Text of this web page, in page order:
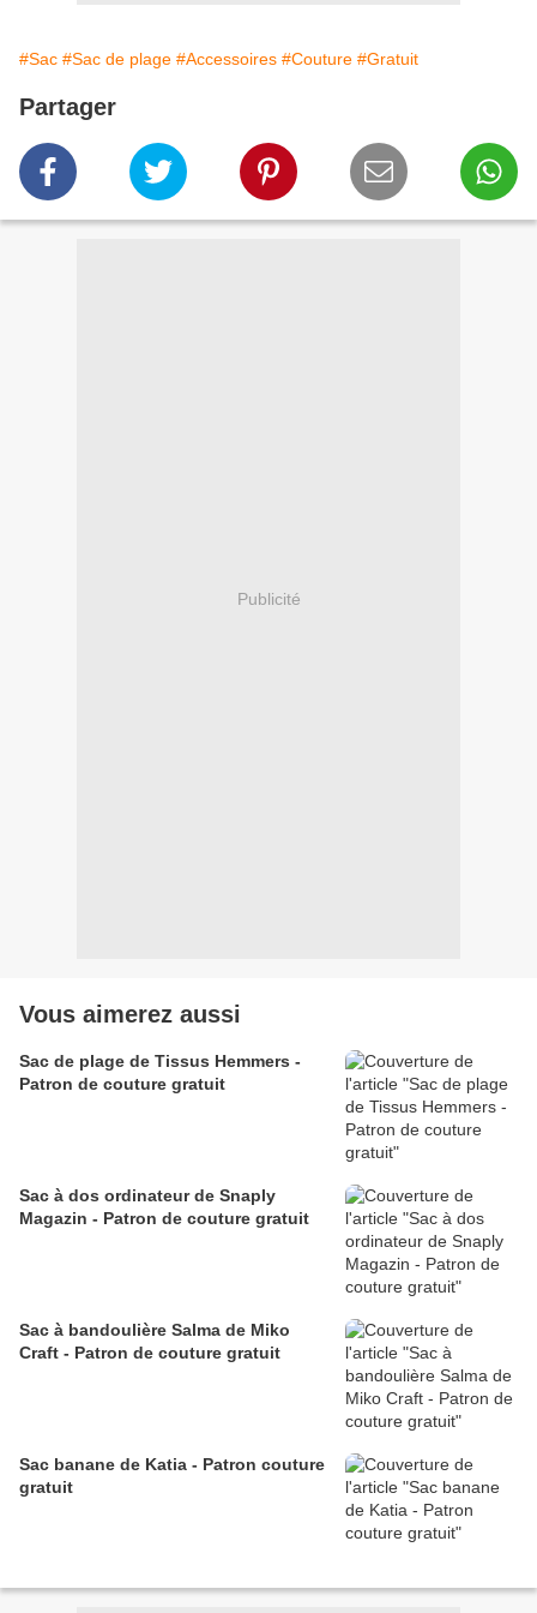
#Sac #Sac de plage #Accessoires #Couture #Gratuit
Partager
Publicité
Vous aimerez aussi
Sac de plage de Tissus Hemmers -
Patron de couture gratuit
Sac à dos ordinateur de Snaply
Magazin - Patron de couture gratuit
Sac à bandoulière Salma de Miko
Craft - Patron de couture gratuit
Sac banane de Katia - Patron couture
gratuit